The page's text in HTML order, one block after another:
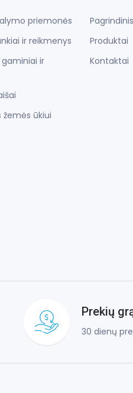
priemonės
ir reikmenys
gaminiai ir
žemės ūkiui
Pagrindinis
Produktai
Kontaktai
Prekių
30 dienų